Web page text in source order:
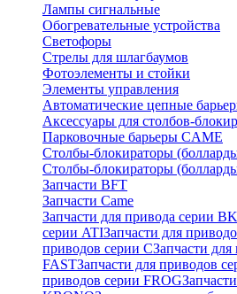
Лампы сигнальные
Обогревательные устройства
Светофоры
Стрелы для шлагбаумов
Фотоэлементы и стойки
Элементы управления
Автоматические цепные
Аксессуары для столбов-
Парковочные барьеры CAME
Столбы-блокираторы
Столбы-блокираторы
Запчасти BFT
Запчасти Came
Запчасти для привода серии BK
серии ATIЗапчасти для
приводов серии CЗапчасти
FASTЗапчасти для приводов
приводов серии FROG